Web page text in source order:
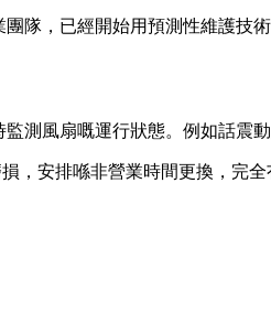
團隊，已經開始用預測性維護技
測風扇嘅運行狀態。例如話震
，安排喺非營業時間更換，完